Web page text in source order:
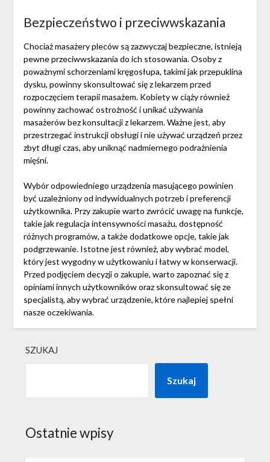
Bezpieczeństwo i przeciwwskazania
Chociaż masażery pleców są zazwyczaj bezpieczne, istnieją
pewne przeciwwskazania do ich stosowania. Osoby z
poważnymi schorzeniami kręgosłupa, takimi jak przepuklina
dysku, powinny skonsultować się z lekarzem przed
rozpoczęciem terapii masażem. Kobiety w ciąży również
powinny zachować ostrożność i unikać używania
masażerów bez konsultacji z lekarzem. Ważne jest, aby
przestrzegać instrukcji obsługi i nie używać urządzeń przez
zbyt długi czas, aby uniknąć nadmiernego podrażnienia
mięśni.
Wybór odpowiedniego urządzenia masującego powinien
być uzależniony od indywidualnych potrzeb i preferencji
użytkownika. Przy zakupie warto zwrócić uwagę na funkcje,
takie jak regulacja intensywności masażu, dostępność
różnych programów, a także dodatkowe opcje, takie jak
podgrzewanie. Istotne jest również, aby wybrać model,
który jest wygodny w użytkowaniu i łatwy w konserwacji.
Przed podjęciem decyzji o zakupie, warto zapoznać się z
opiniami innych użytkowników oraz skonsultować się ze
specjalistą, aby wybrać urządzenie, które najlepiej spełni
nasze oczekiwania.
SZUKAJ
Szukaj
Ostatnie wpisy